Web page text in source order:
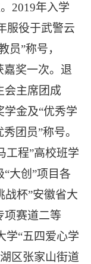
2019年入学
服役于武警云
员”称号，
嘉奖一次。退
会主席团成
学金及“优秀学
团员”称号。
工程”高校班学
大创”项目各
战杯”安徽省大
项赛道二等
学“五四爱心学
区张家山街道